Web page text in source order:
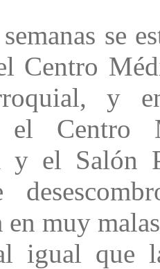
se
Centro
y
el Centro
y el Salón
en muy
igual que